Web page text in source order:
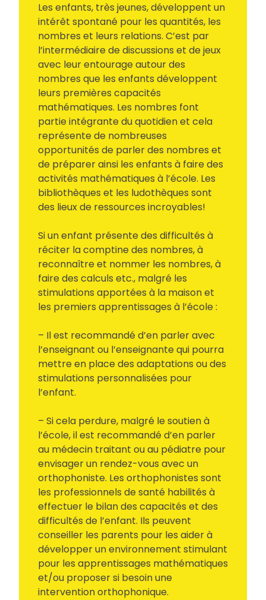
Les enfants, très jeunes, développent un
intérêt spontané pour les quantités, les
nombres et leurs relations. C’est par
l’intermédiaire de discussions et de jeux
avec leur entourage autour des
nombres que les enfants développent
leurs premières capacités
mathématiques. Les nombres font
partie intégrante du quotidien et cela
représente de nombreuses
opportunités de parler des nombres et
de préparer ainsi les enfants à faire des
activités mathématiques à l’école. Les
bibliothèques et les ludothèques sont
des lieux de ressources incroyables!
Si un enfant présente des difficultés à
réciter la comptine des nombres, à
reconnaître et nommer les nombres, à
faire des calculs etc., malgré les
stimulations apportées à la maison et
les premiers apprentissages à l’école :
– Il est recommandé d’en parler avec
l’enseignant ou l’enseignante qui pourra
mettre en place des adaptations ou des
stimulations personnalisées pour
l’enfant.
– Si cela perdure, malgré le soutien à
l’école, il est recommandé d’en parler
au médecin traitant ou au pédiatre pour
envisager un rendez-vous avec un
orthophoniste. Les orthophonistes sont
les professionnels de santé habilités à
effectuer le bilan des capacités et des
difficultés de l’enfant. Ils peuvent
conseiller les parents pour les aider à
développer un environnement stimulant
pour les apprentissages mathématiques
et/ou proposer si besoin une
intervention orthophonique.